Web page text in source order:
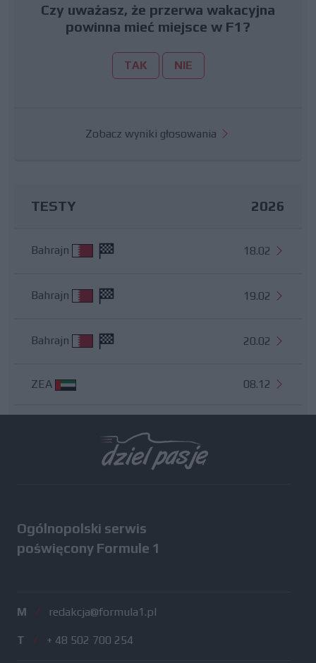
Czy uważasz, że przerwa wakacyjna
powinna mieć miejsce w F1?
TAK NIE
Zobacz wyniki głosowania
TESTY 2026
Bahrajn 18.02
Bahrajn 19.02
Bahrajn 20.02
ZEA 08.12
Ogólnopolski serwis
poświęcony Formule 1
M / redakcja@formula1.pl
T / + 48 502 700 254